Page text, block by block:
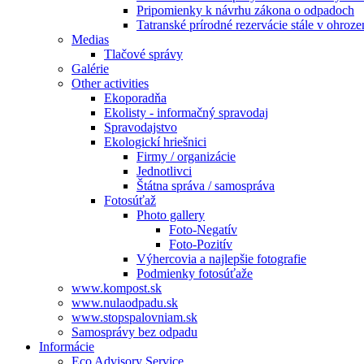
Pripomienky k návrhu zákona o odpadoch
Tatranské prírodné rezervácie stále v
Medias
Tlačové správy
Galérie
Other activities
Ekoporadňa
Ekolisty - informačný spravodaj
Spravodajstvo
Ekologickí hriešnici
Firmy / organizácie
Jednotlivci
Štátna správa / samospráva
Fotosúťaž
Photo gallery
Foto-Negatív
Foto-Pozitív
Výhercovia a najlepšie fotografie
Podmienky fotosúťaže
www.kompost.sk
www.nulaodpadu.sk
www.stopspalovniam.sk
Samosprávy bez odpadu
Informácie
Eco Advisory Service